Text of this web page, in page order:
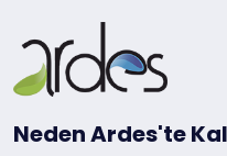
Neden Ardes'te